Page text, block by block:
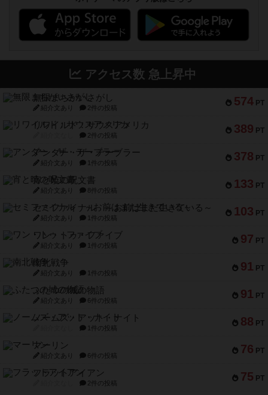
アクセス数 急上昇中
574 PT
無限まちがいさがし
紹介文あり 2件の投稿
389 PT
リワイルド：サウスアメリカ
2件の投稿
378 PT
アンダー・ザ・テーブラー
紹介文あり 1件の投稿
133 PT
宵と暁の呪文書
紹介文あり 8件の投稿
103 PT
セミファイナル ～お前はまだ生きている～
紹介文あり 1件の投稿
97 PT
ワン・トゥ・ファイブ
紹介文あり 1件の投稿
91 PT
南北戦争
紹介文あり 1件の投稿
91 PT
ふたつの城の物語
紹介文あり 6件の投稿
88 PT
ノームズ・アット・ナイト
1件の投稿
76 PT
マーリン
紹介文あり 6件の投稿
75 PT
フラットアイアン
2件の投稿